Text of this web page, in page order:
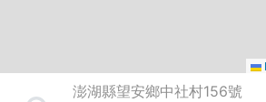
澎湖縣望安鄉中社村156號